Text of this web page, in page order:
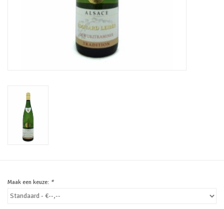
Maak een keuze: *